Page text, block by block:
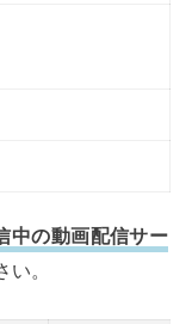
中の動画配信サー
。